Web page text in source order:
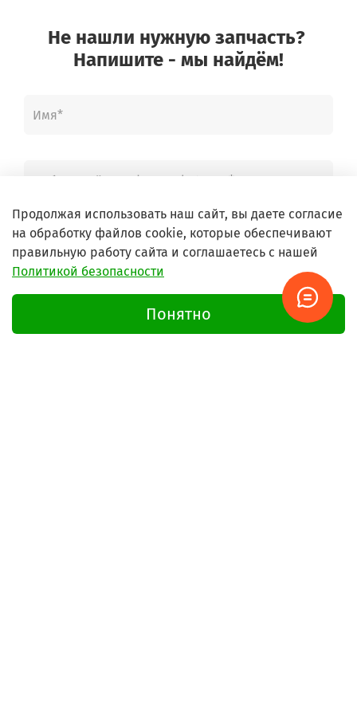
Не нашли нужную запчасть?
Напишите - мы найдём!
Продолжая использовать наш сайт, вы даете согласие
на обработку файлов cookie, которые обеспечивают
правильную работу сайта и соглашаетесь с нашей
Политикой безопасности
Понятно